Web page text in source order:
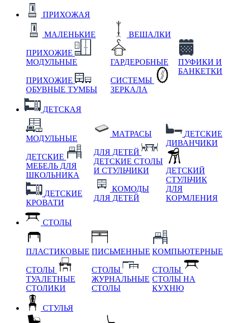
ПРИХОЖАЯ
МАЛЕНЬКИЕ
ПРИХОЖИЕ
МОДУЛЬНЫЕ
ПРИХОЖИЕ
ОБУВНЫЕ ТУМБЫ
ВЕШАЛКИ
ГАРДЕРОБНЫЕ
СИСТЕМЫ
ЗЕРКАЛА
ПУФИКИ И
БАНКЕТКИ
ДЕТСКАЯ
МОДУЛЬНЫЕ
ДЕТСКИЕ
МЕБЕЛЬ ДЛЯ
ШКОЛЬНИКА
ДЕТСКИЕ
КРОВАТИ
МАТРАСЫ
ДЛЯ ДЕТЕЙ
ДЕТСКИЕ СТОЛЫ
И СТУЛЬЧИКИ
КОМОДЫ
ДЛЯ ДЕТЕЙ
ДЕТСКИЕ
ДИВАНЧИКИ
ДЕТСКИЙ
СТУЛЬЧИК
ДЛЯ
КОРМЛЕНИЯ
СТОЛЫ
ПЛАСТИКОВЫЕ
СТОЛЫ
ТУАЛЕТНЫЕ
СТОЛИКИ
ПИСЬМЕННЫЕ
СТОЛЫ
ЖУРНАЛЬНЫЕ
СТОЛЫ
КОМПЬЮТЕРНЫЕ
СТОЛЫ
СТОЛЫ НА
КУХНЮ
СТУЛЬЯ